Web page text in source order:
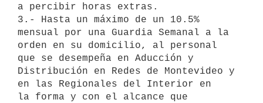
a percibir horas extras.
3.- Hasta un máximo de un 10.5%
mensual por una Guardia Semanal a la
orden en su domicilio, al personal
que se desempeña en Aducción y
Distribución en Redes de Montevideo y
en las Regionales del Interior en
la forma y con el alcance que